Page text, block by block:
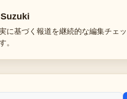
に基づく報道を継続的な編集チェ
。